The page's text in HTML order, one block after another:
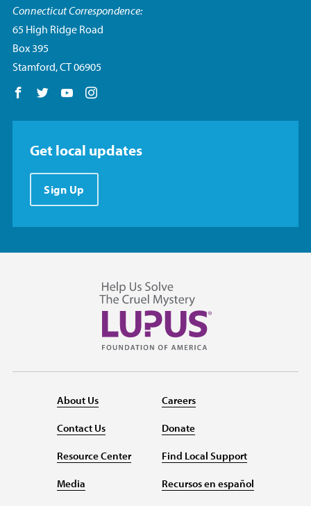
Connecticut Correspondence:
65 High Ridge Road
Box 395
Stamford, CT 06905
Follow us on Facebook
Follow us on Twitter
Follow us on YouTube
Get local updates
Sign Up
About Us
Contact Us
Resource Center
Media
Careers
Donate
Find Local Support
Recursos en español